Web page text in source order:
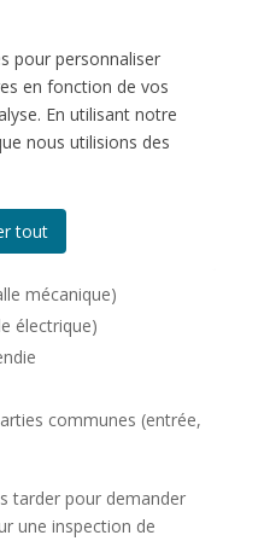
par
desparties
suivants :
extérieure)
mécanique)
électrique)
communes (entrée,
tarder pour demander
une inspection de
pour personnaliser
en fonction de vos
En utilisant notre
nous utilisions des
tout